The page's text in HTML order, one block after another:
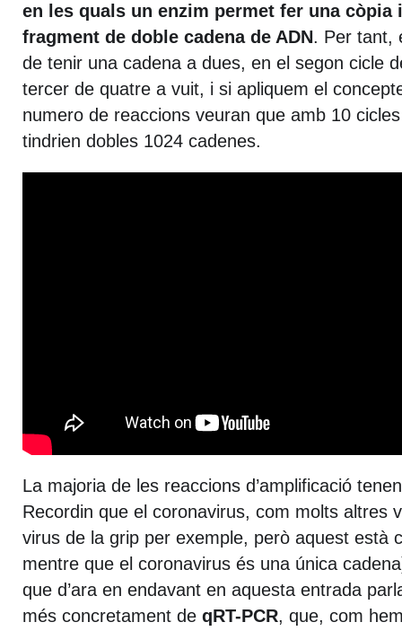
en les quals un enzim permet fer una còpia
fragment de doble cadena de ADN. Per tant,
de tenir una cadena a dues, en el segon cicle
tercer de quatre a vuit, i si apliquem el
numero de reaccions veuran que amb 10
tindrien dobles 1024 cadenes.
La majoria de les reaccions d’amplificació
Recordin que el coronavirus, com molts altres
virus de la grip per exemple, però aquest està
mentre que el coronavirus és una única
que d’ara en endavant en aquesta entrada
més concretament de qRT-PCR, que, com